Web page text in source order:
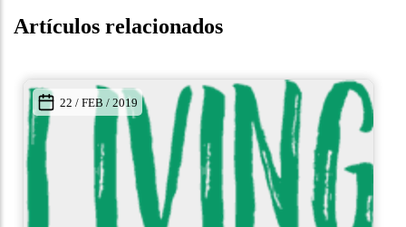
Artículos relacionados
22 / FEB / 2019